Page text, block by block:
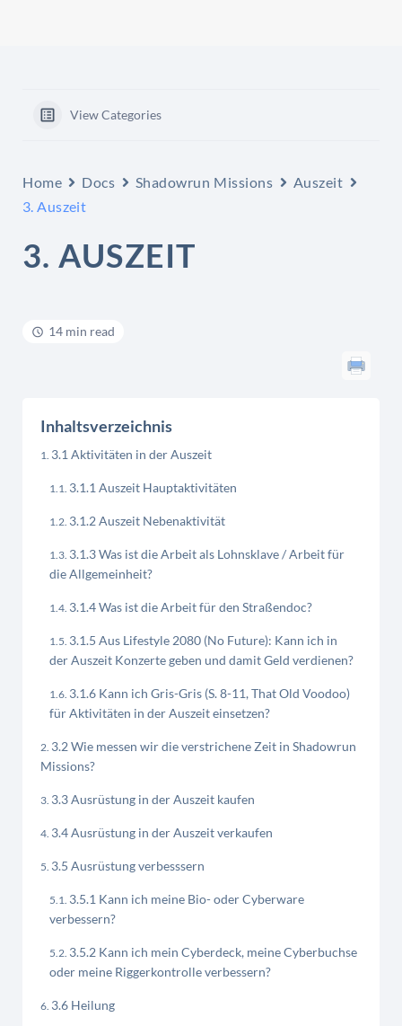
View Categories
Home Docs Shadowrun Missions
Auszeit
3. Auszeit
3. AUSZEIT
14 min read
Inhaltsverzeichnis
3.1 Aktivitäten in der Auszeit
3.1.1 Auszeit Hauptaktivitäten
3.1.2 Auszeit Nebenaktivität
3.1.3 Was ist die Arbeit als Lohnsklave / Arbeit für
die Allgemeinheit?
3.1.4 Was ist die Arbeit für den Straßendoc?
3.1.5 Aus Lifestyle 2080 (No Future): Kann ich in
der Auszeit Konzerte geben und damit Geld verdienen?
3.1.6 Kann ich Gris-Gris (S. 8-11, That Old Voodoo)
für Aktivitäten in der Auszeit einsetzen?
3.2 Wie messen wir die verstrichene Zeit in Shadowrun
Missions?
3.3 Ausrüstung in der Auszeit kaufen
3.4 Ausrüstung in der Auszeit verkaufen
3.5 Ausrüstung verbesssern
3.5.1 Kann ich meine Bio- oder Cyberware
verbessern?
3.5.2 Kann ich mein Cyberdeck, meine Cyberbuchse
oder meine Riggerkontrolle verbessern?
3.6 Heilung